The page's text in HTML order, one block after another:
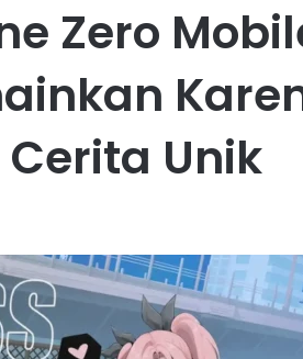
Zero
Unik